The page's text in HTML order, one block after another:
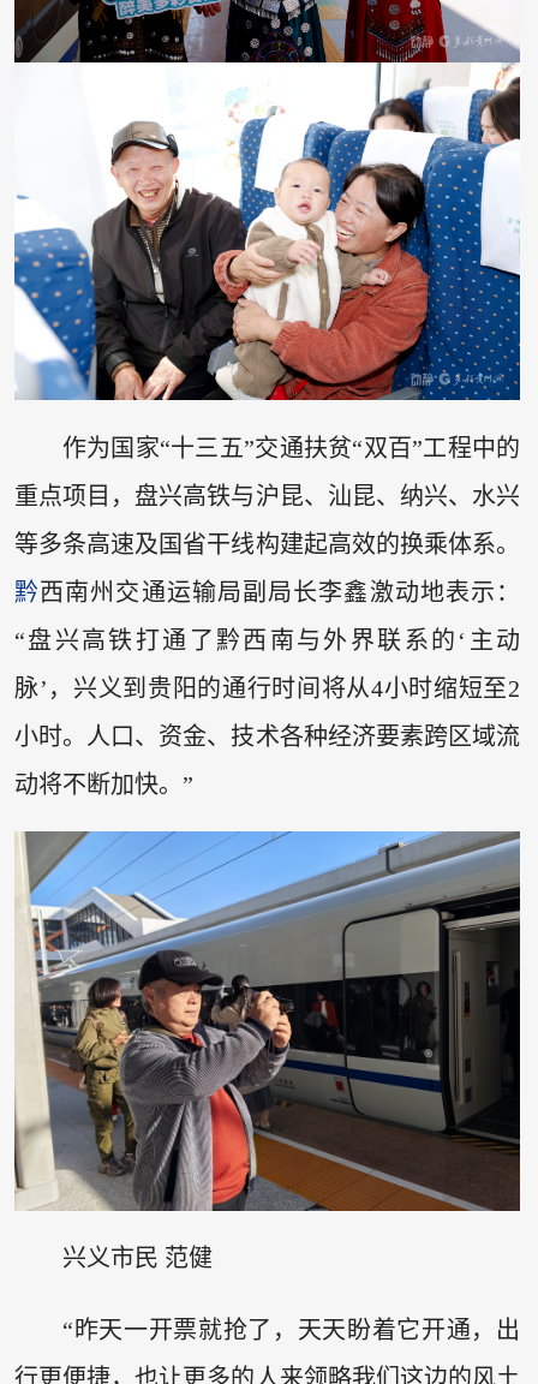
作为国家“十三五”交通扶贫“双百”工程中的
重点项目，盘兴高铁与沪昆、汕昆、纳兴、水兴
等多条高速及国省干线构建起高效的换乘体系。
黔西南州交通运输局副局长李鑫激动地表示：
“盘兴高铁打通了黔西南与外界联系的‘主动
脉’，兴义到贵阳的通行时间将从4小时缩短至2
小时。人口、资金、技术各种经济要素跨区域流
动将不断加快。”
兴义市民 范健
“昨天一开票就抢了，天天盼着它开通，出
行更便捷，也让更多的人来领略我们这边的风土